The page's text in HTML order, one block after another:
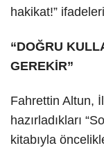
hakikat!”
“DOĞRU
GEREKİR”
Fahrettin Altun,
hazırladıkları
kitabıyla